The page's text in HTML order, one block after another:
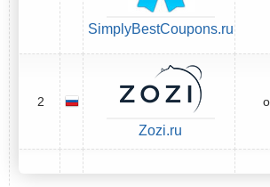
SimplyBestCoupons.ru
2
Zozi.ru